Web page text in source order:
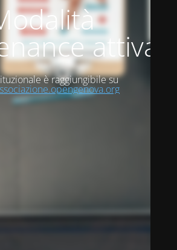
attiva
è raggiungibile su